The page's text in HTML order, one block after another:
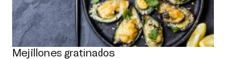
Mejillones gratinados